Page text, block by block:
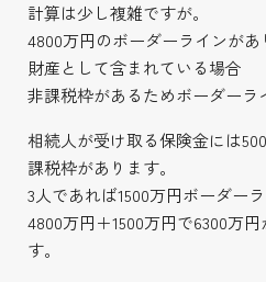
計算は少し複雑ですが。
4800万円のボーダーラインが
財産として含まれている場合
非課税枠があるためボーダーラ
相続人が受け取る保険金には
課税枠があります。
3人であれば1500万円ボーダー
4800万円＋1500万円で6300万
す。